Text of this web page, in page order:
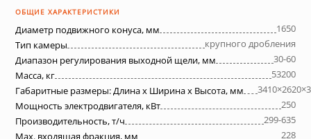
ОБЩИЕ ХАРАКТЕРИСТИКИ
Диаметр подвижного конуса, мм
1650
Тип камеры
крупного дробления
Диапазон регулирования выходной щели, мм
30-60
Масса, кг
53200
Габаритные размеры: Длина х Ширина х Высота, мм
Мощность электродвигателя, кВт
250
Производительность, т/ч
299-635
Max. входящая фракция, мм
228